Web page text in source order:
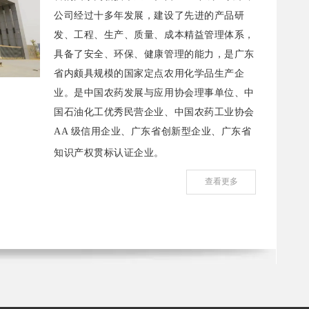
公司经过十多年发展，建设了先进的产品研
发、工程、生产、质量、成本精益管理体系，
具备了安全、环保、健康管理的能力，是广东
省内颇具规模的国家定点农用化学品生产企
业。是中国农药发展与应用协会理事单位、中
国石油化工优秀民营企业、中国农药工业协会
AA 级信用企业、广东省创新型企业、广东省
知识产权贯标认证企业。
查看更多